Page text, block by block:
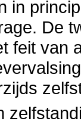
in
De
feit van